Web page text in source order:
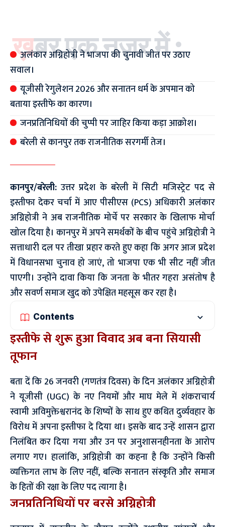
ख़बर एक नज़र में :
अलंकार अग्निहोत्री ने भाजपा की चुनावी जीत पर उठाए
सवाल।
यूजीसी रेगुलेशन 2026 और सनातन धर्म के अपमान को
बताया इस्तीफे का कारण।
जनप्रतिनिधियों की चुप्पी पर जाहिर किया कड़ा आक्रोश।
बरेली से कानपुर तक राजनीतिक सरगर्मी तेज।
कानपुर/बरेली: उत्तर प्रदेश के बरेली में सिटी मजिस्ट्रेट पद से
इस्तीफा देकर चर्चा में आए पीसीएस (PCS) अधिकारी अलंकार
अग्निहोत्री ने अब राजनीतिक मोर्चे पर सरकार के खिलाफ मोर्चा
खोल दिया है। कानपुर में अपने समर्थकों के बीच पहुंचे अग्निहोत्री ने
सत्ताधारी दल पर तीखा प्रहार करते हुए कहा कि अगर आज प्रदेश
में विधानसभा चुनाव हो जाएं, तो भाजपा एक भी सीट नहीं जीत
पाएगी। उन्होंने दावा किया कि जनता के भीतर गहरा असंतोष है
और सवर्ण समाज खुद को उपेक्षित महसूस कर रहा है।
Contents
इस्तीफे से शुरू हुआ विवाद अब बना सियासी
तूफान
बता दें कि 26 जनवरी (गणतंत्र दिवस) के दिन अलंकार अग्निहोत्री
ने यूजीसी (UGC) के नए नियमों और माघ मेले में शंकराचार्य
स्वामी अविमुक्तेश्वरानंद के शिष्यों के साथ हुए कथित दुर्व्यवहार के
विरोध में अपना इस्तीफा दे दिया था। इसके बाद उन्हें शासन द्वारा
निलंबित कर दिया गया और उन पर अनुशासनहीनता के आरोप
लगाए गए। हालांकि, अग्निहोत्री का कहना है कि उन्होंने किसी
व्यक्तिगत लाभ के लिए नहीं, बल्कि सनातन संस्कृति और समाज
के हितों की रक्षा के लिए पद त्यागा है।
जनप्रतिनिधियों पर बरसे अग्निहोत्री